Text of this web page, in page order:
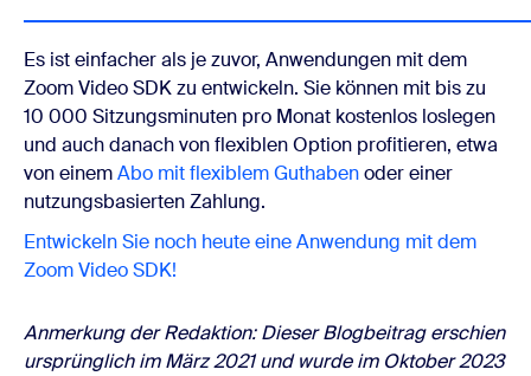
Es ist einfacher als je zuvor, Anwendungen mit dem
Zoom Video SDK zu entwickeln. Sie können mit bis zu
10 000 Sitzungsminuten pro Monat kostenlos loslegen
und auch danach von flexiblen Option profitieren, etwa
von einemAbo mit flexiblem Guthabenoder einer
nutzungsbasierten Zahlung.
Entwickeln Sie noch heute eine Anwendung mit dem
Zoom Video SDK!
Anmerkung der Redaktion: Dieser Blogbeitrag erschien
ursprünglich im März 2021 und wurde im Oktober 2023